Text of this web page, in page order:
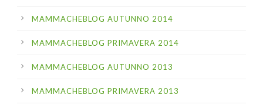
MAMMACHEBLOG AUTUNNO 2014
MAMMACHEBLOG PRIMAVERA 2014
MAMMACHEBLOG AUTUNNO 2013
MAMMACHEBLOG PRIMAVERA 2013